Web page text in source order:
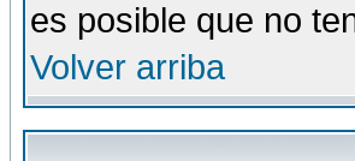
es posible que no
Volver arriba